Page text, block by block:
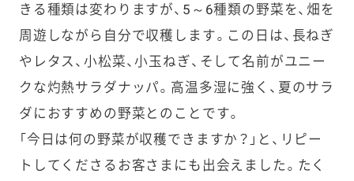
きる種類は変わりますが、5～6種類の野菜を、畑を
周遊しながら自分で収穫します。この日は、長ねぎ
やレタス、小松菜、小玉ねぎ、そして名前がユニー
クな灼熱サラダナッパ。高温多湿に強く、夏のサラ
ダにおすすめの野菜とのことです。
「今日は何の野菜が収穫できますか？」と、リピー
トしてくださるお客さまにも出会えました。たく